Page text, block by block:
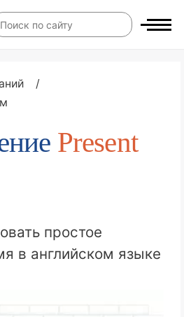
/
Present
простое
в английском языке